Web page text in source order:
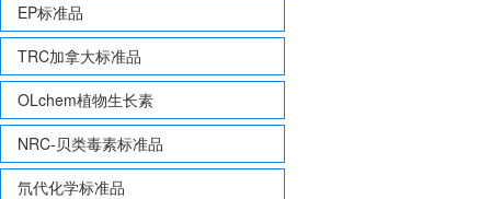
EP标准品
TRC加拿大标准品
OLchem植物生长素
NRC-贝类毒素标准品
氘代化学标准品